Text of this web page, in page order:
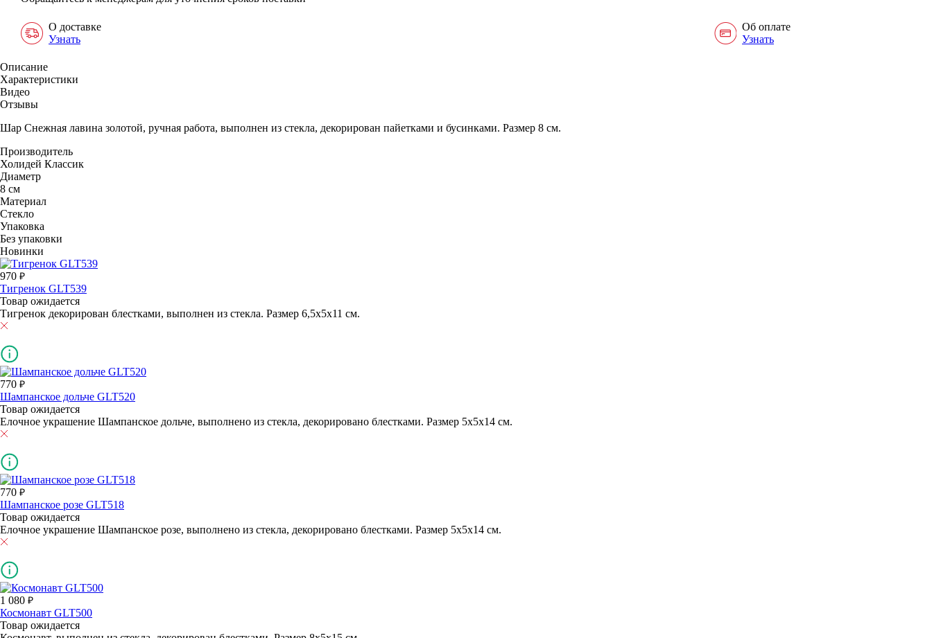
О доставке
Узнать
Об оплате
Узнать
Описание
Характеристики
Видео
Отзывы
Шар Снежная лавина золотой, ручная работа, выполнен из стекла, декорирован пайетками и бусинками. Размер 8 см.
Производитель
Холидей Классик
Диаметр
8 см
Материал
Стекло
Упаковка
Без упаковки
Новинки
970
Тигренок GLT539
Товар ожидается
Тигренок декорирован блестками, выполнен из стекла. Размер 6,5х5х11 см.
770
Шампанское дольче GLT520
Товар ожидается
Елочное украшение Шампанское дольче, выполнено из стекла, декорировано блестками. Размер 5х5х14 см.
770
Шампанское розе GLT518
Товар ожидается
Елочное украшение Шампанское розе, выполнено из стекла, декорировано блестками. Размер 5х5х14 см.
1 080
Космонавт GLT500
Товар ожидается